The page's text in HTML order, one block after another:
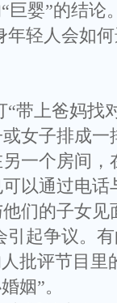
巨婴”的结论
轻人会如
“带上爸妈找
女子排成一
一个房间，
以通过电话
们的子女见
起争议。
批评节目里
姻”。